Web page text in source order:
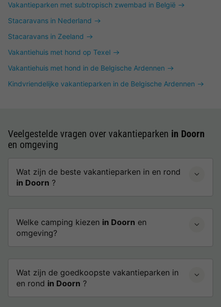
Vakantieparken met subtropisch zwembad in België
Stacaravans in Nederland
Stacaravans in Zeeland
Vakantiehuis met hond op Texel
Vakantiehuis met hond in de Belgische Ardennen
Kindvriendelijke vakantieparken in de Belgische Ardennen
Veelgestelde vragen over vakantieparken in Doorn
en omgeving
Wat zijn de beste vakantieparken in en rond
in Doorn ?
Welke camping kiezen in Doorn en
omgeving?
Wat zijn de goedkoopste vakantieparken in
en rond in Doorn ?